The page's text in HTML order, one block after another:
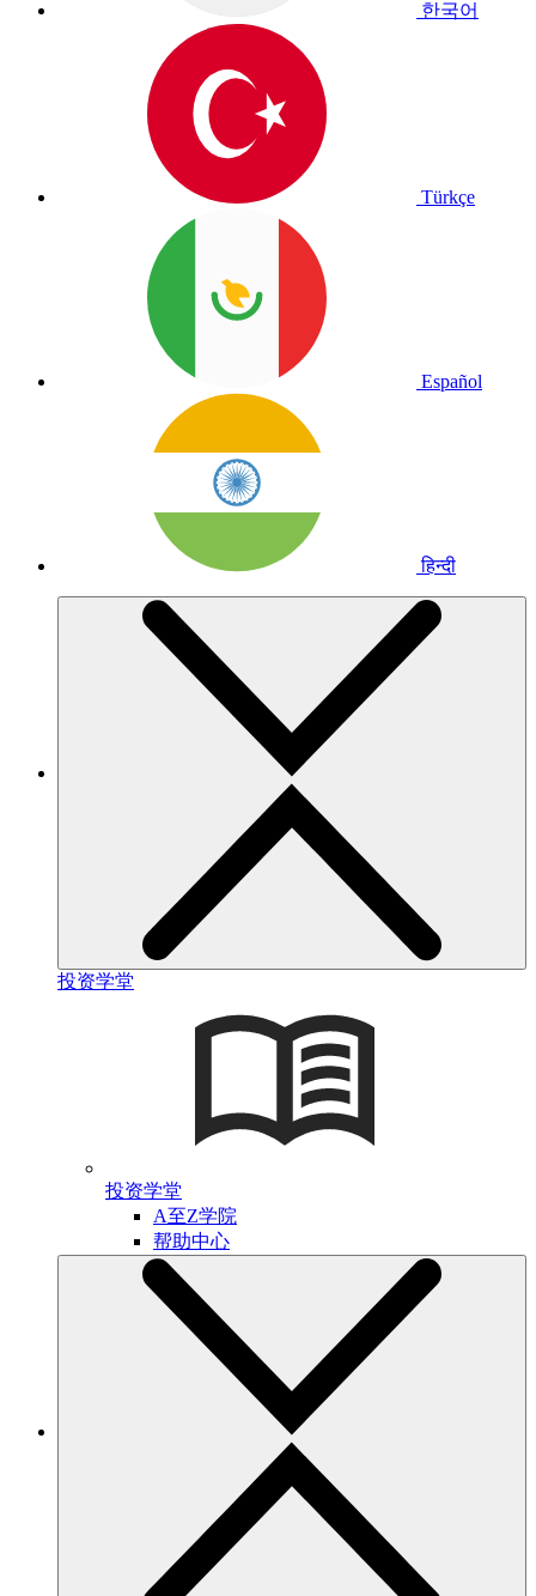
한국어
Türkçe
Español
हिन्दी
投资学堂
投资学堂
A至Z学院
帮助中心